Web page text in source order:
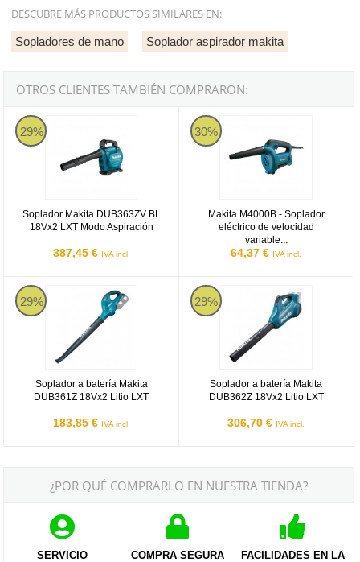
DESCUBRE MÁS PRODUCTOS SIMILARES EN:
Sopladores de mano Soplador aspirador makita
OTROS CLIENTES TAMBIÉN COMPRARON:
29%
Soplador Makita DUB363ZV BL
18Vx2 LXT Modo Aspiración
387,45 € IVA incl.
Soplador Makita DUB363ZV BL 18Vx2 LXT Modo Aspiración
30%
Makita M4000B - Soplador
eléctrico de velocidad
variable...
64,37 € IVA incl.
Makita M4000B - Soplador
29%
Soplador a batería Makita
DUB361Z 18Vx2 Litio LXT
183,85 € IVA incl.
Soplador a batería Makita DUB361Z 18Vx2 Litio LXT
29%
Soplador a batería Makita
DUB362Z 18Vx2 Litio LXT
306,70 € IVA incl.
Soplador a batería Makita
¿POR QUÉ COMPRARLO EN NUESTRA TIENDA?
SERVICIO
COMPRA SEGURA
FACILIDADES EN LA